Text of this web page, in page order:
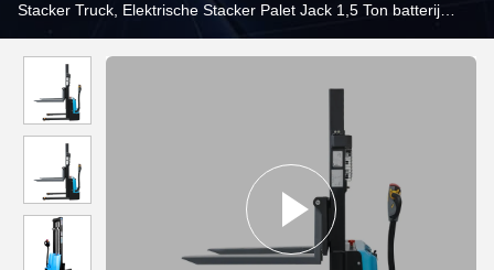
Stacker Truck, Elektrische Stacker Palet Jack 1,5 Ton batterij